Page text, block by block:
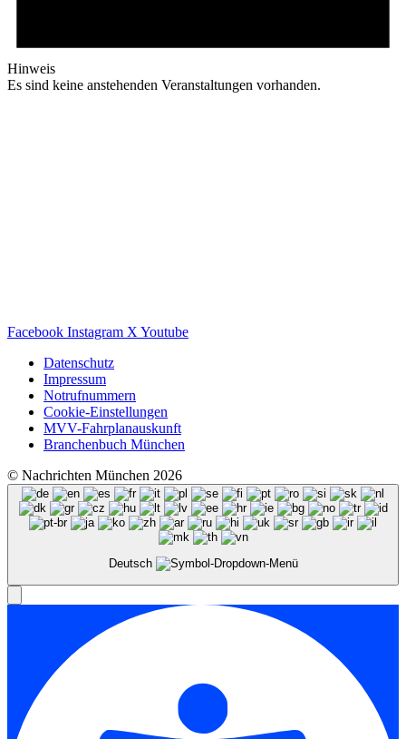
Hinweis
Es sind keine anstehenden Veranstaltungen vorhanden.
Facebook Instagram X Youtube
Datenschutz
Impressum
Notrufnummern
Cookie-Einstellungen
MVV-Fahrplanauskunft
Branchenbuch München
© Nachrichten München 2026
Deutsch